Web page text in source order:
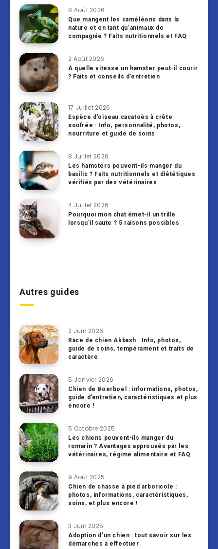
8 Août 2026
Que mangent les caméléons dans la
nature et en tant qu’animaux de
compagnie ? Faits nutritionnels et FAQ
2 Août 2026
À quelle vitesse un hamster peut-il courir
? Faits et conseils d’entretien
17 Juillet 2026
Espèce d’oiseau cacatoès à crête
soufrée : Info, personnalité, photos,
nourriture et guide de soins
8 Juillet 2026
Les hamsters peuvent-ils manger du
basilic ? Faits nutritionnels et diététiques
vérifiés par des vétérinaires
4 Juillet 2026
Pourquoi mon chat émet-il un trille
lorsqu’il saute ? 5 raisons possibles
Autres guides
2 Juin 2026
Race de chien Akbash : Info, photos,
guide de soins, tempérament et traits de
caractère
5 Janvier 2026
Chien de Boerboel : informations, photos,
guide d’entretien, caractéristiques et plus
encore !
5 Octobre 2025
Les chiens peuvent-ils manger du
romarin ? Avantages approuvés par les
vétérinaires, régime alimentaire et FAQ
9 Août 2025
Chien de chasse à pied arboricole :
photos, informations, caractéristiques,
soins, et plus encore !
3 Juin 2025
Adoption d’un chien : tout savoir sur les
démarches à effectuer